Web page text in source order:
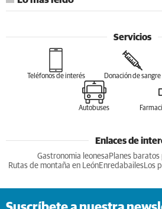
Corepunk MMORPG
Un verdadero MMORPG de la vieja